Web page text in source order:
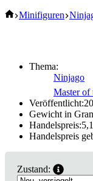
Start
Minifiguren
Thema:
Ninjago
Master of
Veröffentlicht:
Gewicht in
Handelspreis:
Handelspreis
Zustand: